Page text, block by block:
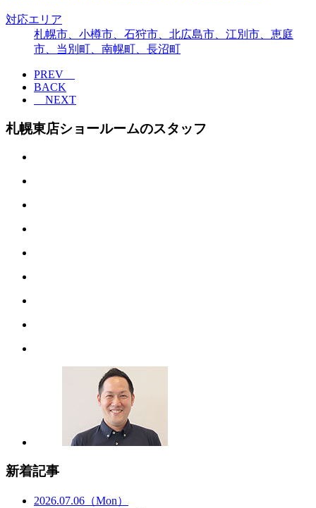
対応エリア
札幌市、小樽市、石狩市、北広島市、江別市、恵庭
市、当別町、南幌町、長沼町
PREV
BACK
NEXT
札幌東店ショールームのスタッフ
新着記事
2026.07.06 （Mon）